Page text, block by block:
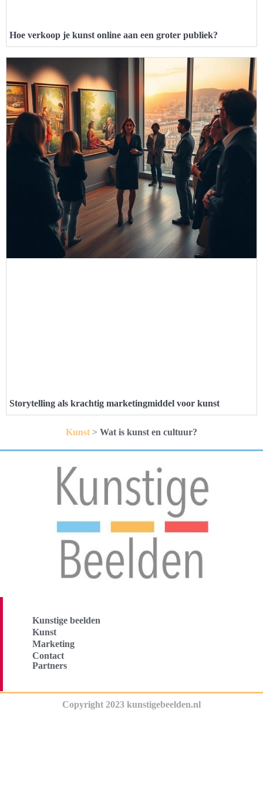
Hoe verkoop je kunst online aan een groter publiek?
Storytelling als krachtig marketingmiddel voor kunst
Kunst > Wat is kunst en cultuur?
Kunstige beelden
Kunst
Marketing
Contact
Partners
Copyright 2023 kunstigebeelden.nl